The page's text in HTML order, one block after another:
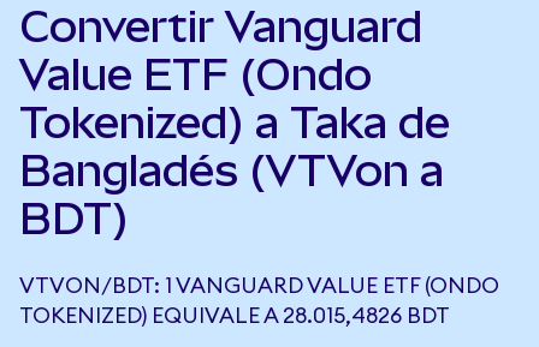
Convertir Vanguard
Value ETF (Ondo
Tokenized) a Taka de
Bangladés (VTVon a
BDT)
VTVON/BDT: 1 VANGUARD VALUE ETF (ONDO
TOKENIZED) EQUIVALE A 28.015,4826 BDT